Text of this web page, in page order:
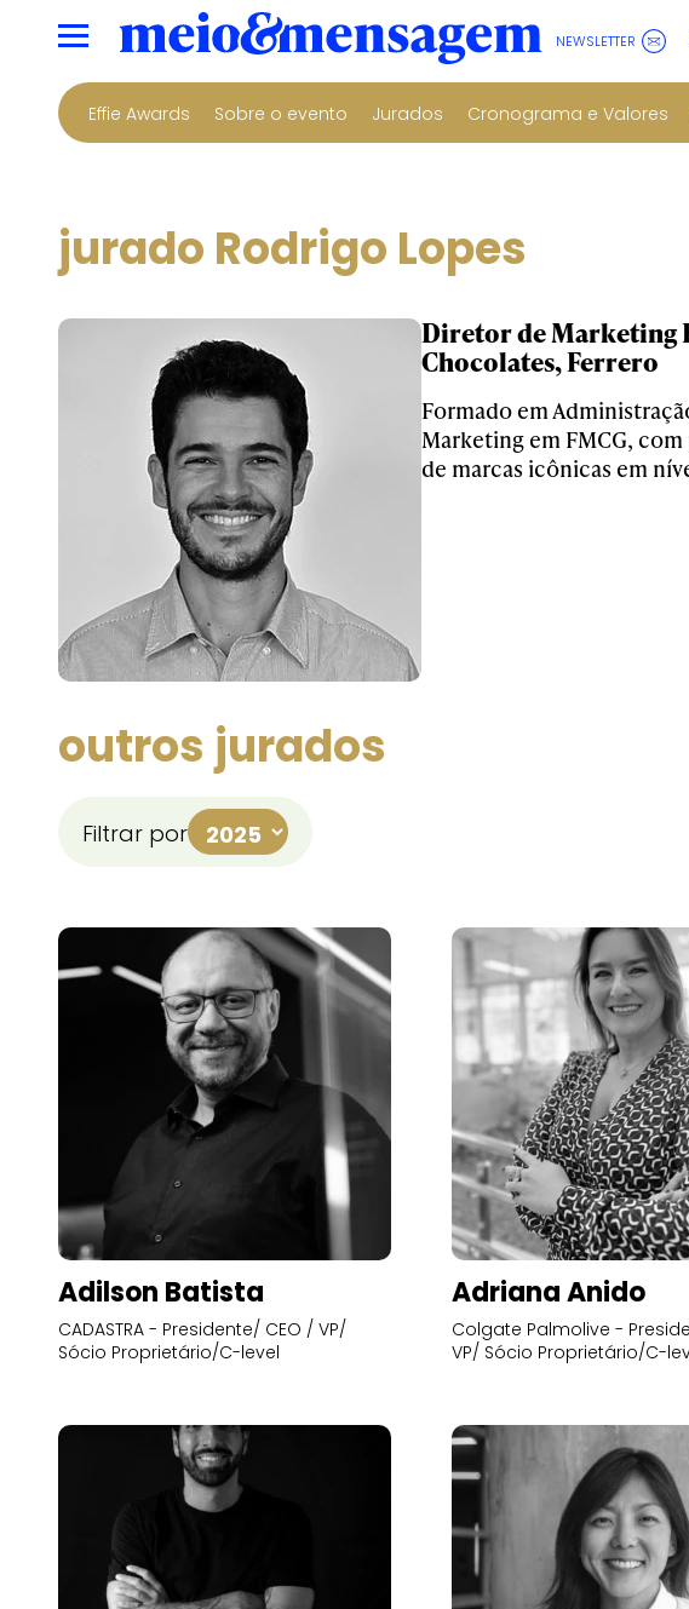
NEWSLETTER
Effie Awards Sobre o evento Jurados Cronograma e Valores
jurado Rodrigo Lopes
Diretor de Marketing
Chocolates, Ferrero
Formado em
Marketing em FMCG,
de marcas icônicas em
outros jurados
Filtrar por
Adilson Batista
CADASTRA - Presidente/ CEO / VP/
Sócio Proprietário/C-level
Adriana Anido
Colgate Palmolive -
VP/ Sócio Proprietário/C-